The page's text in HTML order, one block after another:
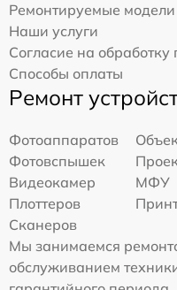
Ремонтируемые модели
Наши услуги
Согласие на
Способы оплаты
Ремонт
Фотоаппаратов
Фотовспышек
Видеокамер
МФУ
Плоттеров
Сканеров
Мы занимаемся
обслуживанием